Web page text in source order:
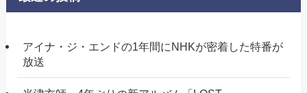
アイナ・ジ・エンドの1年間にNHKが密着した特番が
放送